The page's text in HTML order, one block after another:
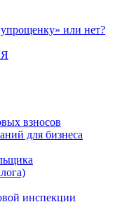
или нет?
взносов
для бизнеса
инспекции